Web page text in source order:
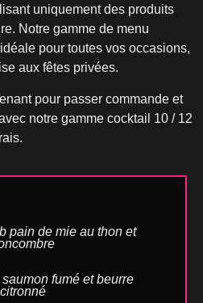
uniquement des produits
Notre gamme de menu
pour toutes vos occasions,
aux fêtes privées.
pour passer commande et
notre gamme cocktail 10 / 12
pain de mie au thon et
fumé et beurre
citronné